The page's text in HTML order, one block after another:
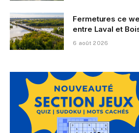
Fermetures ce
entre Laval et
6 août 2026